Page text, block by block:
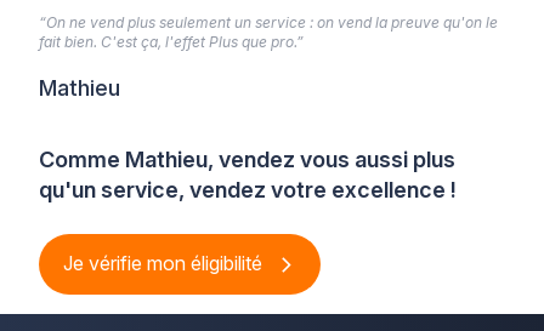
Comme Mathieu, vendez vous aussi plus
qu'un service, vendez votre excellence !
Je vérifie mon éligibilité
“On ne vend plus seulement un service : on vend la preuve qu'on le
fait bien. C'est ça, l'effet Plus que pro.”
Mathieu